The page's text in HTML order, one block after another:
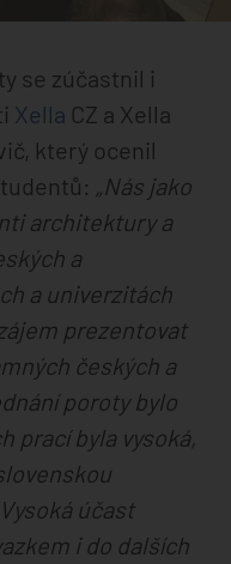
se zúčastnil i
Xella CZ a Xella
který ocenil
„Nás jako
architektury a
a
a univerzitách
prezentovat
českých a
poroty bylo
prací byla vysoká,
účast
i do dalších